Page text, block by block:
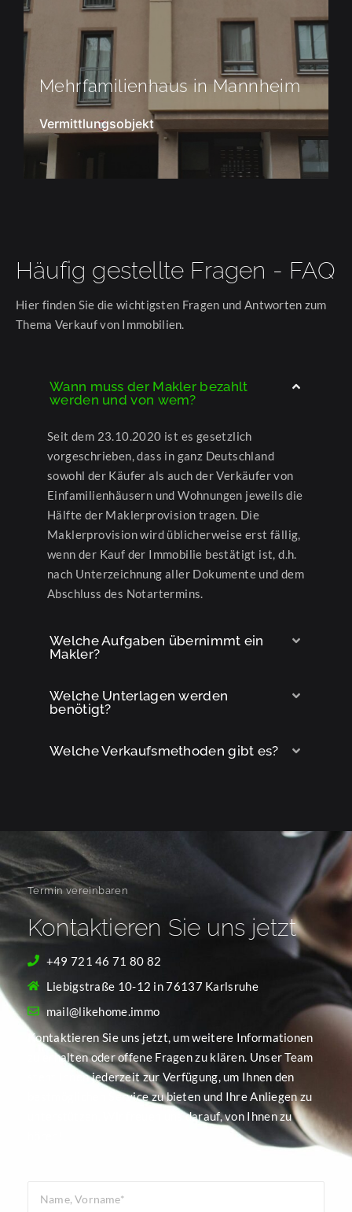
in Mannheim Mehrfamilienhaus
Von Like Home angemietet
Häufig gestellte Fragen - FAQ
Hier finden Sie die wichtigsten Fragen und Antworten zum
Thema Verkauf von Immobilien.
Wann muss der Makler bezahlt
werden und von wem?
Seit dem 23.10.2020 ist es gesetzlich
vorgeschrieben, dass in ganz Deutschland
sowohl der Käufer als auch der Verkäufer von
Einfamilienhäusern und Wohnungen jeweils die
Hälfte der Maklerprovision tragen. Die
Maklerprovision wird üblicherweise erst fällig,
wenn der Kauf der Immobilie bestätigt ist, d.h.
nach Unterzeichnung aller Dokumente und dem
Abschluss des Notartermins.
Welche Aufgaben übernimmt ein
Makler?
Welche Unterlagen werden
benötigt?
Welche Verkaufsmethoden gibt es?
Termin vereinbaren
Kontaktieren Sie uns jetzt
+49 721 46 71 80 82
Liebigstraße 10-12 in 76137 Karlsruhe
mail@likehome.immo
Kontaktieren Sie uns jetzt, um weitere Informationen
zu erhalten oder offene Fragen zu klären. Unser Team
steht Ihnen jederzeit zur Verfügung, um Ihnen den
bestmöglichen Service zu bieten und Ihre Anliegen zu
unterstützen. Wir freuen uns darauf, von Ihnen zu